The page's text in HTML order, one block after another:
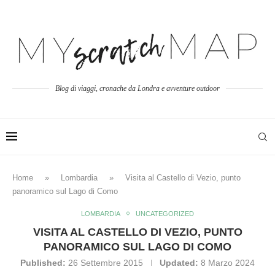
Blog di viaggi, cronache da Londra e avventure outdoor
Home » Lombardia »
Visita al Castello di Vezio, punto
panoramico sul Lago di Como
LOMBARDIA UNCATEGORIZED
VISITA AL CASTELLO DI VEZIO, PUNTO
PANORAMICO SUL LAGO DI COMO
Published: 26 Settembre 2015 Updated: 8 Marzo 2024